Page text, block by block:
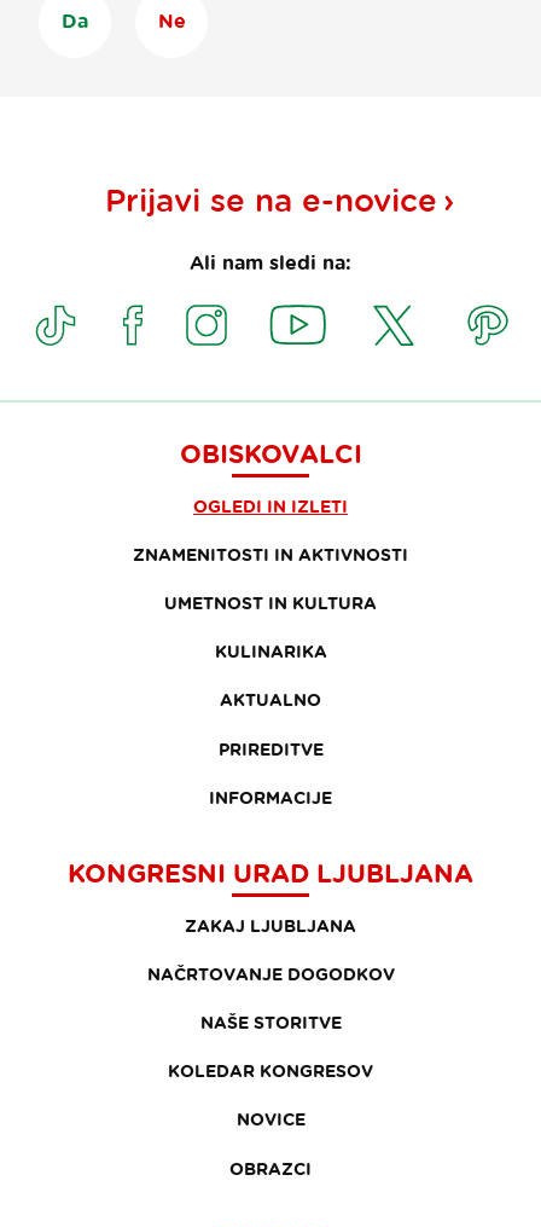
Da Ne
Prijavi se na e-novice
Ali nam sledi na:
OBISKOVALCI
OGLEDI IN IZLETI
ZNAMENITOSTI IN AKTIVNOSTI
UMETNOST IN KULTURA
KULINARIKA
AKTUALNO
PRIREDITVE
INFORMACIJE
KONGRESNI URAD LJUBLJANA
ZAKAJ LJUBLJANA
NAČRTOVANJE DOGODKOV
NAŠE STORITVE
KOLEDAR KONGRESOV
NOVICE
OBRAZCI